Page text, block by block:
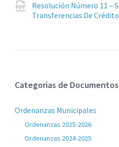
Resolución Número 11 –
Transferencias De Crédito
Categorias de
Ordenanzas Municipales
Ordenanzas 2025-2026
Ordenanzas 2024-2025